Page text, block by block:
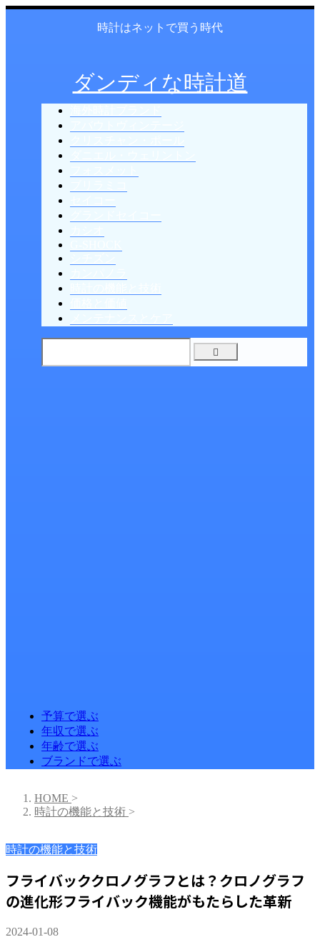
時計はネットで買う時代
ダンディな時計道
予算で選ぶ
年収で選ぶ
年齢で選ぶ
ブランドで選ぶ
HOME >
時計の機能と技術 >
時計の機能と技術
フライバッククロノグラフとは？クロノグラフ
の進化形フライバック機能がもたらした革新
2024-01-08